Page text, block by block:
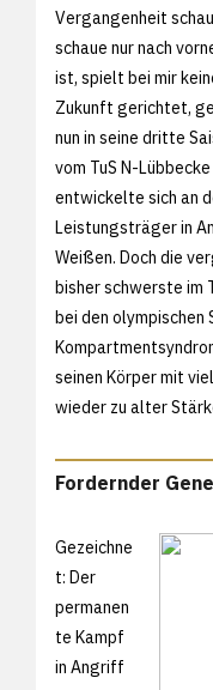
Vergangenheit
schaue nur nach
ist, spielt bei mir
Zukunft gerichtet,
nun in seine dritte
vom TuS N-
entwickelte sich an
Leistungsträger in
Weißen. Doch die
bisher schwerste im
bei den olympischen
seinen Körper mit
wieder zu alter
Fordernder
Gezeichne
t: Der
permanen
te Kampf
in Angriff